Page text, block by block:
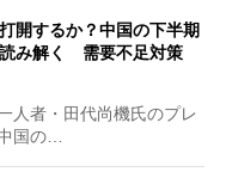
開するか？中国の下半期
み解く 需要不足対策
人者・田代尚機氏のプレ
国の…